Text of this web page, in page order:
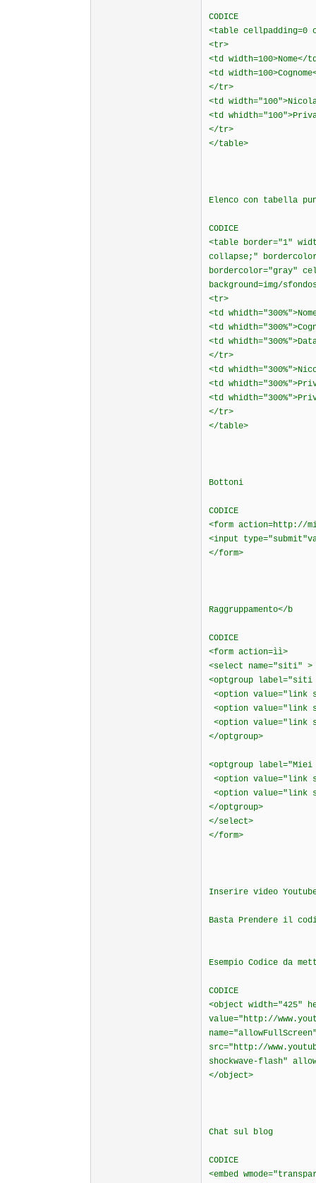
CODICE
<table cellpadding=0
<tr>
<td width=100>Nome</
<td
</tr>
<td
<td
</tr>
</table>
Elenco con tabella
CODICE
<table border="1"
collapse;"
bordercolor="gray"
background=img/
<tr>
<td
<td
<td
</tr>
<td
<td
<td
</tr>
</table>
Bottoni
CODICE
<form action=http://
<input
</form>
Raggruppamento</b
CODICE
<form action=ìì>
<select name="siti" >
<optgroup
<option value="link
<option value="link
<option value="link
</optgroup>
<optgroup
<option value="link
<option
</optgroup>
</select>
</form>
Inserire video
Basta Prendere il
Esempio Codice da
CODICE
<object width="425"
value="http://
src="http://
shockwave-flash"
</object>
Chat sul blog
CODICE
<embed